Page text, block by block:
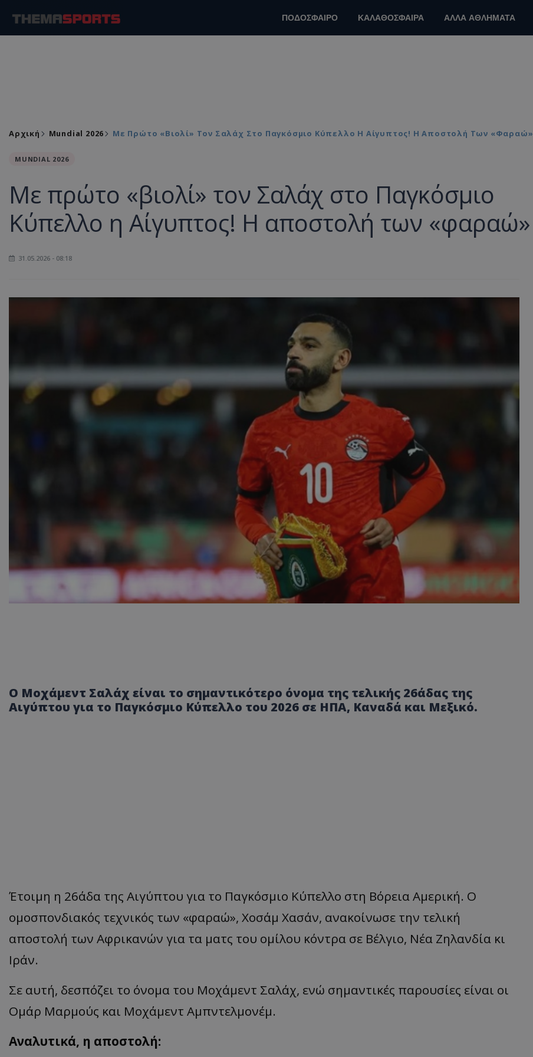
ΠΟΔΟΣΦΑΙΡΟ ΚΑΛΑΘΟΣΦΑΙΡΑ ΑΛΛΑ ΑΘΛΗΜΑΤΑ
Αρχική Mundial 2026 Με Πρώτο «βιολί» Τον Σαλάχ Στο Παγκόσμιο Κύπελλο Η Αίγυπτος! Η Αποστολή Των «φαραώ»
MUNDIAL 2026
Με πρώτο «βιολί» τον Σαλάχ στο Παγκόσμιο
Κύπελλο η Αίγυπτος! Η αποστολή των «φαραώ»
31.05.2026 - 08:18
Ο Μοχάμεντ Σαλάχ είναι το σημαντικότερο όνομα της τελικής 26άδας της
Αιγύπτου για το Παγκόσμιο Κύπελλο του 2026 σε ΗΠΑ, Καναδά και Μεξικό.
Έτοιμη η 26άδα της Αιγύπτου για το Παγκόσμιο Κύπελλο στη Βόρεια Αμερική. Ο
ομοσπονδιακός τεχνικός των «φαραώ», Χοσάμ Χασάν, ανακοίνωσε την τελική
αποστολή των Αφρικανών για τα ματς του ομίλου κόντρα σε Βέλγιο, Νέα Ζηλανδία κι
Ιράν.
Σε αυτή, δεσπόζει το όνομα του Μοχάμεντ Σαλάχ, ενώ σημαντικές παρουσίες είναι οι
Ομάρ Μαρμούς και Μοχάμεντ Αμπντελμονέμ.
Αναλυτικά, η αποστολή: